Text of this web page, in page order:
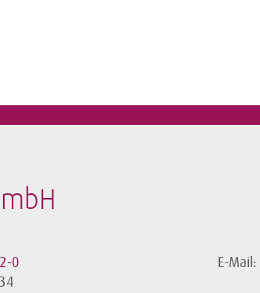
0
E-Mail: